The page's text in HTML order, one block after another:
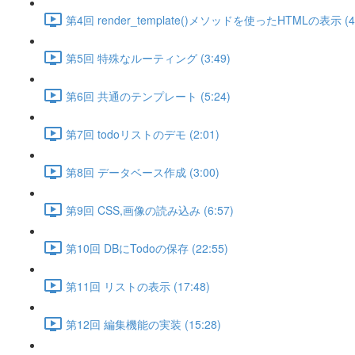
第4回 render_template()メソッドを使ったHTMLの表示
第5回 特殊なルーティング (3:49)
第6回 共通のテンプレート (5:24)
第7回 todoリストのデモ (2:01)
第8回 データベース作成 (3:00)
第9回 CSS,画像の読み込み (6:57)
第10回 DBにTodoの保存 (22:55)
第11回 リストの表示 (17:48)
第12回 編集機能の実装 (15:28)